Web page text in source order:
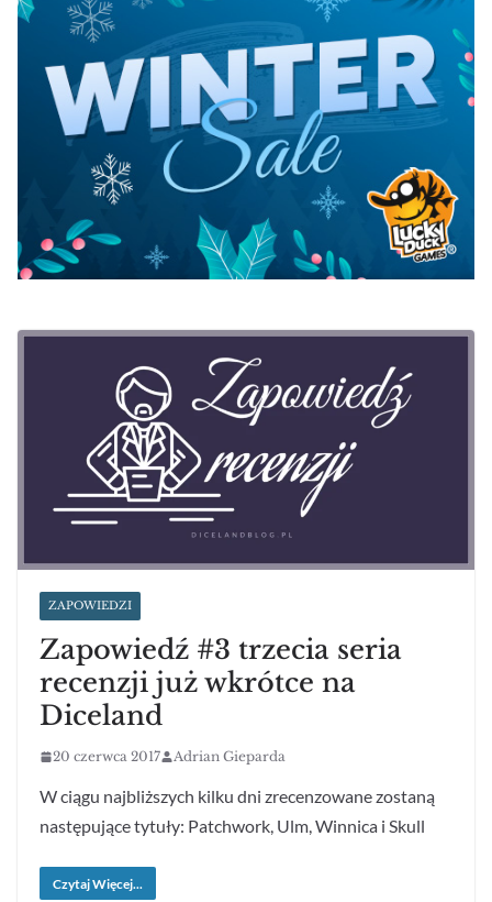
ZAPOWIEDZI
Zapowiedź #3 trzecia seria
recenzji już wkrótce na
Diceland
20 czerwca 2017 Adrian Gieparda
W ciągu najbliższych kilku dni zrecenzowane zostaną
następujące tytuły: Patchwork, Ulm, Winnica i Skull
Czytaj Więcej...